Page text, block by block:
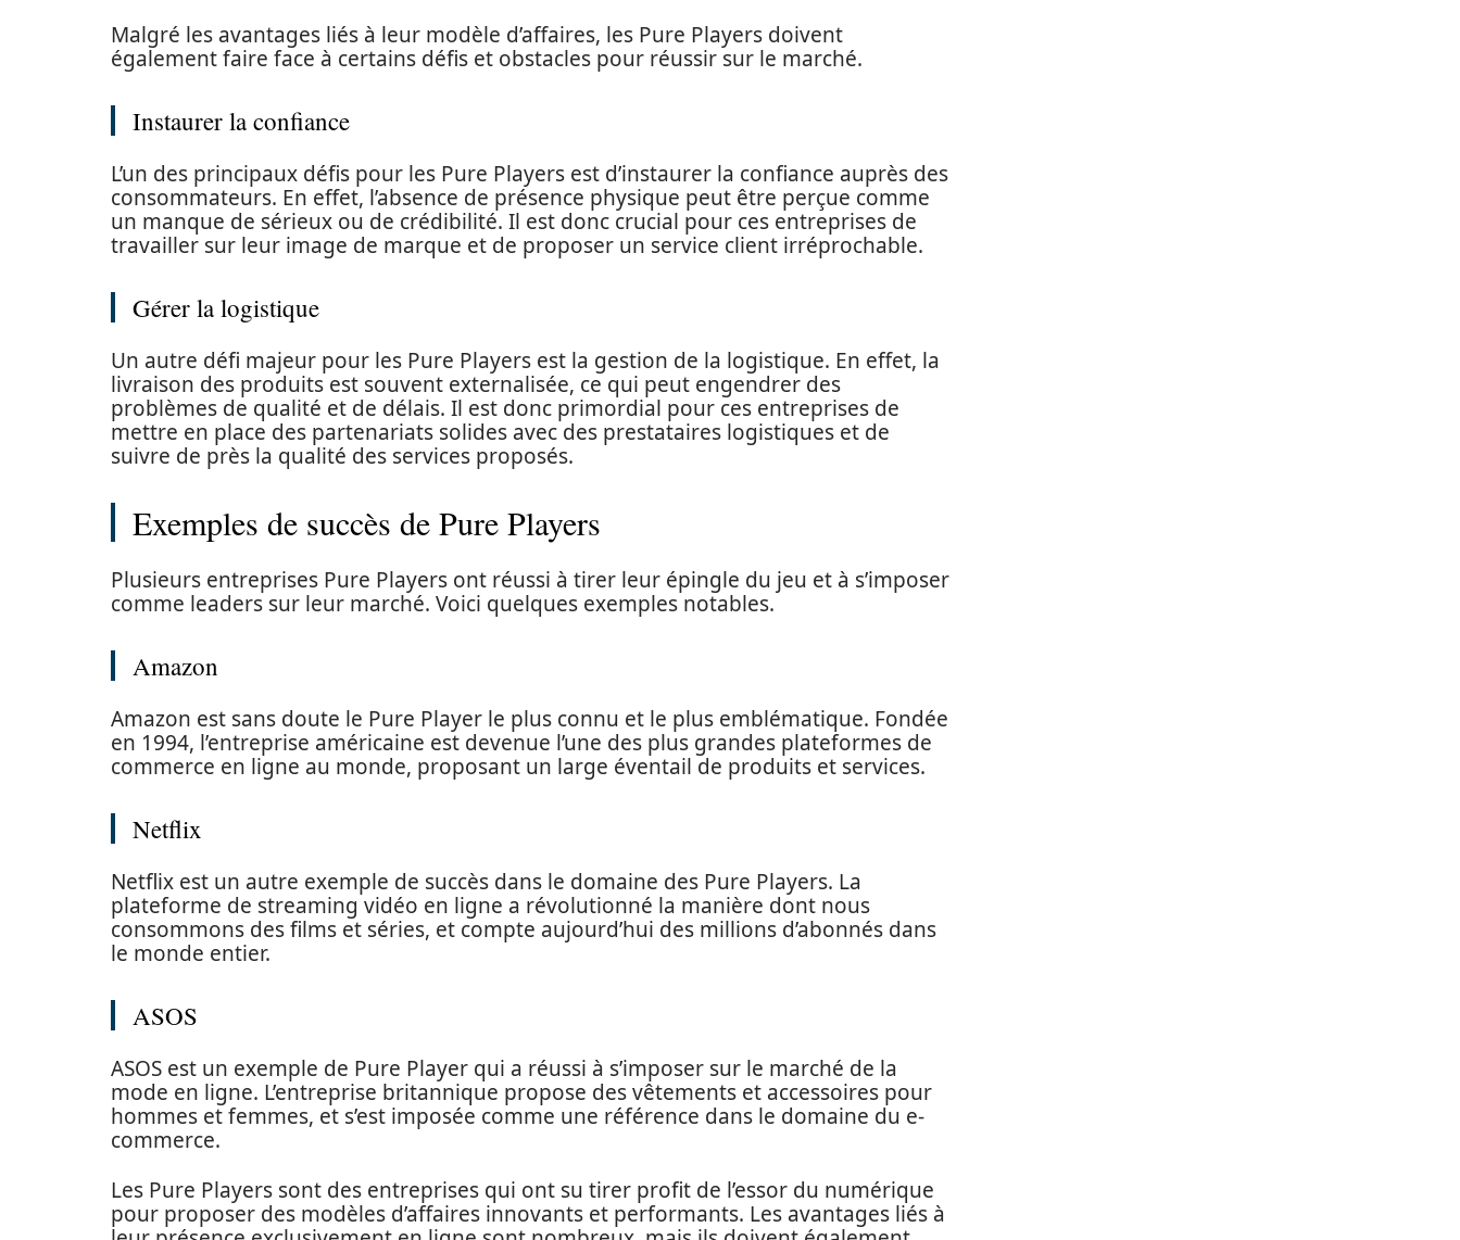
Malgré les avantages liés à leur modèle d’affaires, les Pure Players doivent
également faire face à certains défis et obstacles pour réussir sur le marché.
Instaurer la confiance
L’un des principaux défis pour les Pure Players est d’instaurer la confiance auprès des
consommateurs. En effet, l’absence de présence physique peut être perçue comme
un manque de sérieux ou de crédibilité. Il est donc crucial pour ces entreprises de
travailler sur leur image de marque et de proposer un service client irréprochable.
Gérer la logistique
Un autre défi majeur pour les Pure Players est la gestion de la logistique. En effet, la
livraison des produits est souvent externalisée, ce qui peut engendrer des
problèmes de qualité et de délais. Il est donc primordial pour ces entreprises de
mettre en place des partenariats solides avec des prestataires logistiques et de
suivre de près la qualité des services proposés.
Exemples de succès de Pure Players
Plusieurs entreprises Pure Players ont réussi à tirer leur épingle du jeu et à s’imposer
comme leaders sur leur marché. Voici quelques exemples notables.
Amazon
Amazon est sans doute le Pure Player le plus connu et le plus emblématique. Fondée
en 1994, l’entreprise américaine est devenue l’une des plus grandes plateformes de
commerce en ligne au monde, proposant un large éventail de produits et services.
Netflix
Netflix est un autre exemple de succès dans le domaine des Pure Players. La
plateforme de streaming vidéo en ligne a révolutionné la manière dont nous
consommons des films et séries, et compte aujourd’hui des millions d’abonnés dans
le monde entier.
ASOS
ASOS est un exemple de Pure Player qui a réussi à s’imposer sur le marché de la
mode en ligne. L’entreprise britannique propose des vêtements et accessoires pour
hommes et femmes, et s’est imposée comme une référence dans le domaine du e-
commerce.
Les Pure Players sont des entreprises qui ont su tirer profit de l’essor du numérique
pour proposer des modèles d’affaires innovants et performants. Les avantages liés à